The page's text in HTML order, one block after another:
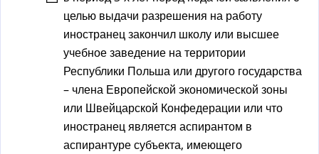
целью выдачи разрешения на работу
иностранец закончил школу или высшее
учебное заведение на территории
Республики Польша или другого государства
– члена Европейской экономической зоны
или Швейцарской Конфедерации или что
иностранец является аспирантом в
аспирантуре субъекта, имеющего